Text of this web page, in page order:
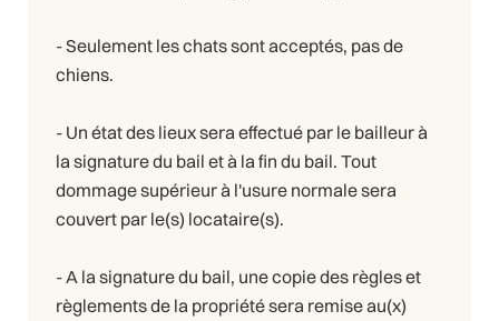
- Seulement les chats sont acceptés, pas de
chiens.
- Un état des lieux sera effectué par le bailleur à
la signature du bail et à la fin du bail. Tout
dommage supérieur à l'usure normale sera
couvert par le(s) locataire(s).
- A la signature du bail, une copie des règles et
règlements de la propriété sera remise au(x)